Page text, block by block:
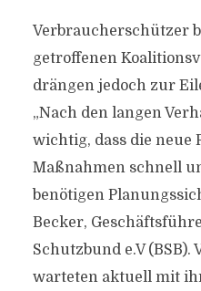
Verbraucherschützer
getroffenen
drängen jedoch zur
„Nach den langen
wichtig, dass die neue
Maßnahmen schnell
benötigen
Becker,
Schutzbund e.V (BSB).
warteten aktuell mit